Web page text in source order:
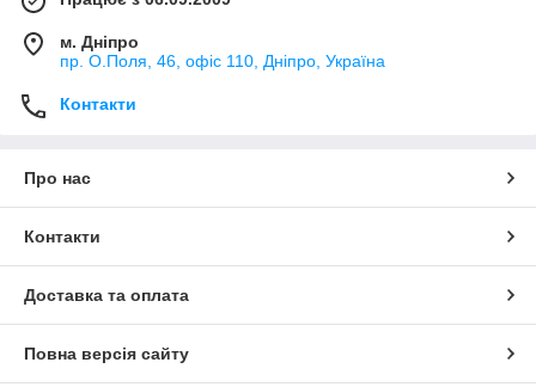
м. Дніпро
пр. О.Поля, 46, офіс 110, Дніпро, Україна
Контакти
Про нас
Контакти
Доставка та оплата
Повна версія сайту